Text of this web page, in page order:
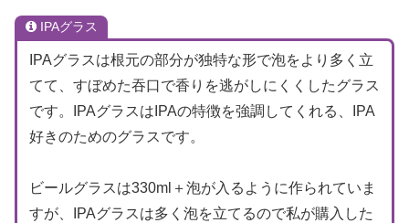
IPAグラス
IPAグラスは根元の部分が独特な形で泡をより多く立
てて、すぼめた吞口で香りを逃がしにくくしたグラス
です。IPAグラスはIPAの特徴を強調してくれる、IPA
好きのためのグラスです。
ビールグラスは330ml＋泡が入るように作られていま
すが、IPAグラスは多く泡を立てるので私が購入した